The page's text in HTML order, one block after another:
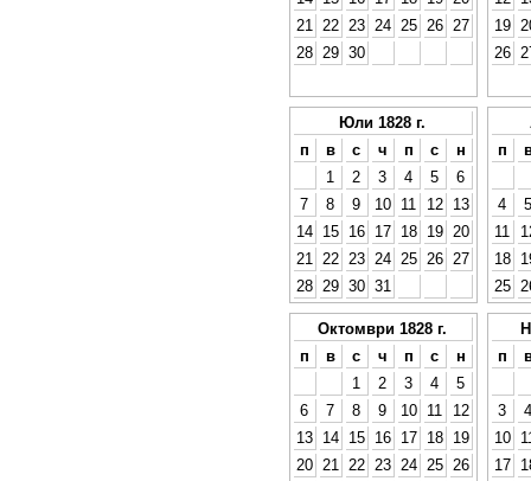
21
22 23 24 25 26
27
28
29 30
19
26
Юли 1828 г.
п
в с ч п с
н
1
2 3 4 5
6
7
8 9 10 11 12
13
14
15 16 17 18 19
20
21
22 23 24 25 26
27
28
29 30 31
п
4
5
11
18
25
Октомври 1828 г.
п
в с ч п с
н
1
2 3 4
5
6
7 8 9 10 11
12
13
14 15 16 17 18
19
20
21 22 23 24 25
26
п
3
4
10
17